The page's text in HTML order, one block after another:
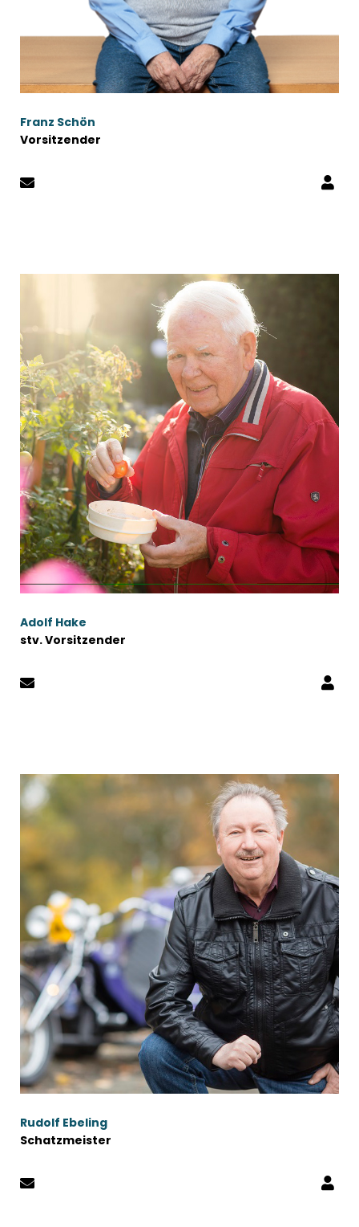
Franz Schön
Vorsitzender
Adolf Hake
stv. Vorsitzender
Rudolf Ebeling
Schatzmeister